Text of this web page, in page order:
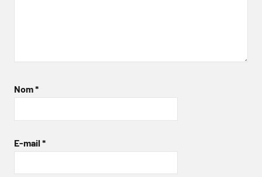
Nom*
E-mail *